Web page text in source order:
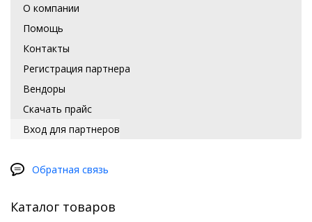
О компании
Помощь
Контакты
Регистрация партнера
Вендоры
Скачать прайс
Вход для партнеров
Обратная связь
Каталог товаров